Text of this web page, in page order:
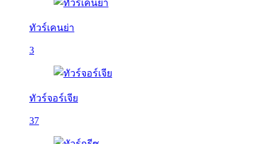
ทัวร์เคนย่า
3
ทัวร์จอร์เจีย
37